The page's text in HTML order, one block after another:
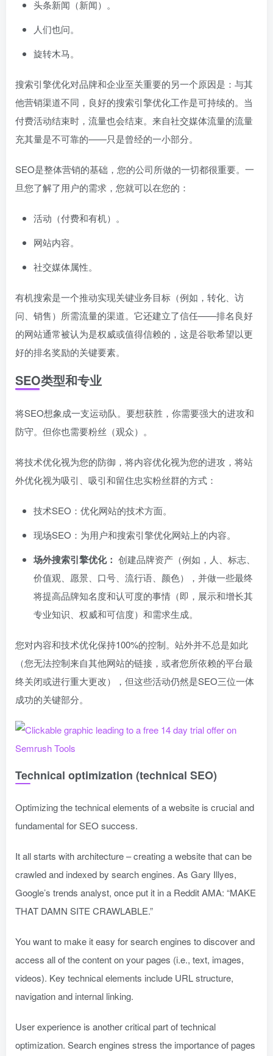
头条新闻（新闻）。
人们也问。
旋转木马。
搜索引擎优化对品牌和企业至关重要的另一个原因是：与其
他营销渠道不同，良好的搜索引擎优化工作是可持续的。当
付费活动结束时，流量也会结束。来自社交媒体流量的流量
充其量是不可靠的——只是曾经的一小部分。
SEO是整体营销的基础，您的公司所做的一切都很重要。一
旦您了解了用户的需求，您就可以在您的：
活动（付费和有机）。
网站内容。
社交媒体属性。
有机搜索是一个推动实现关键业务目标（例如，转化、访
问、销售）所需流量的渠道。它还建立了信任——排名良好
的网站通常被认为是权威或值得信赖的，这是谷歌希望以更
好的排名奖励的关键要素。
SEO类型和专业
将SEO想象成一支运动队。要想获胜，你需要强大的进攻和
防守。但你也需要粉丝（观众）。
将技术优化视为您的防御，将内容优化视为您的进攻，将站
外优化视为吸引、吸引和留住忠实粉丝群的方式：
技术SEO：优化网站的技术方面。
现场SEO：为用户和搜索引擎优化网站上的内容。
场外搜索引擎优化： 创建品牌资产（例如，人、标志、
价值观、愿景、口号、流行语、颜色），并做一些最终
将提高品牌知名度和认可度的事情（即，展示和增长其
专业知识、权威和可信度）和需求生成。
您对内容和技术优化保持100%的控制。站外并不总是如此
（您无法控制来自其他网站的链接，或者您所依赖的平台最
终关闭或进行重大更改），但这些活动仍然是SEO三位一体
成功的关键部分。
Technical optimization (technical SEO)
Optimizing the technical elements of a website is crucial and
fundamental for SEO success.
It all starts with architecture – creating a website that can be
crawled and indexed by search engines. As Gary Illyes,
Google’s trends analyst, once put it in a Reddit AMA: “MAKE
THAT DAMN SITE CRAWLABLE.”
You want to make it easy for search engines to discover and
access all of the content on your pages (i.e., text, images,
videos). Key technical elements include URL structure,
navigation and internal linking.
User experience is another critical part of technical
optimization. Search engines stress the importance of pages